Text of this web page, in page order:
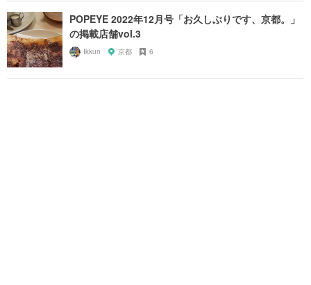
POPEYE 2022年12月号「お久しぶりです、京都。」
の掲載店舗vol.3
Ikkun 京都 6